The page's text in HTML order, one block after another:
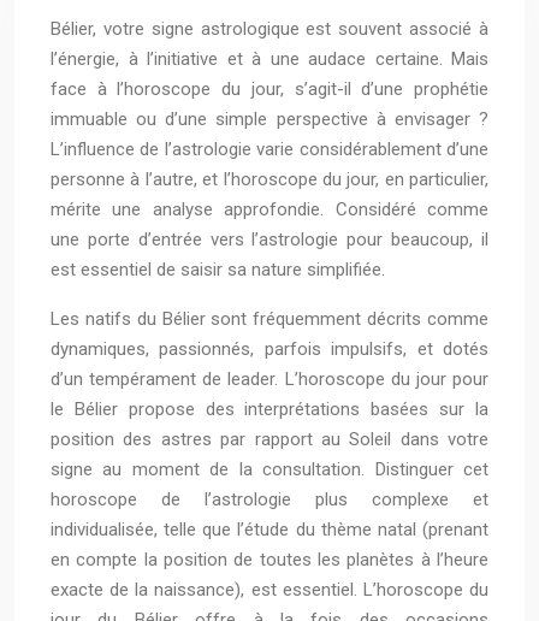
Bélier, votre signe astrologique est souvent associé à
l’énergie, à l’initiative et à une audace certaine. Mais
face à l’horoscope du jour, s’agit-il d’une prophétie
immuable ou d’une simple perspective à envisager ?
L’influence de l’astrologie varie considérablement d’une
personne à l’autre, et l’horoscope du jour, en particulier,
mérite une analyse approfondie. Considéré comme
une porte d’entrée vers l’astrologie pour beaucoup, il
est essentiel de saisir sa nature simplifiée.
Les natifs du Bélier sont fréquemment décrits comme
dynamiques, passionnés, parfois impulsifs, et dotés
d’un tempérament de leader. L’horoscope du jour pour
le Bélier propose des interprétations basées sur la
position des astres par rapport au Soleil dans votre
signe au moment de la consultation. Distinguer cet
horoscope de l’astrologie plus complexe et
individualisée, telle que l’étude du thème natal (prenant
en compte la position de toutes les planètes à l’heure
exacte de la naissance), est essentiel. L’horoscope du